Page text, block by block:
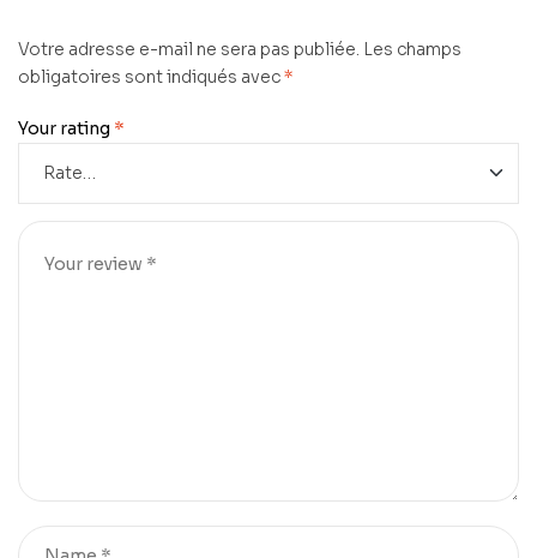
Votre adresse e-mail ne sera pas publiée. Les champs
obligatoires sont indiqués avec*
Your rating *